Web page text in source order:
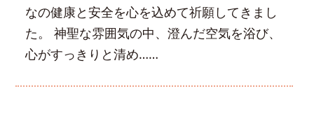
なの健康と安全を心を込めて祈願してきまし
た。 神聖な雰囲気の中、澄んだ空気を浴び、
心がすっきりと清め……